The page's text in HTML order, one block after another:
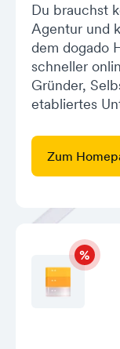
Du brauchst
Agentur und
dem dogado
schneller
Gründer,
etabliertes
Zum